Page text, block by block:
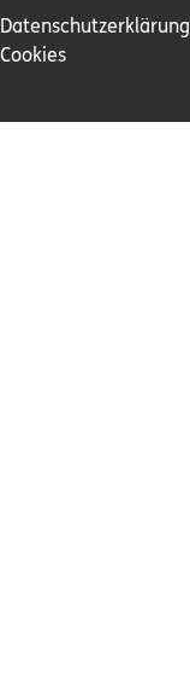
Datenschutzerklärung
Cookies